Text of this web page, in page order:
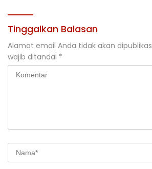
Tinggalkan Balasan
Alamat email Anda tidak akan
wajib ditandai *